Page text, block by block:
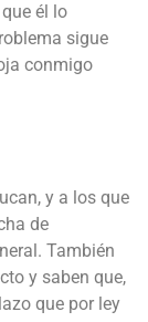
él lo
sigue
conmigo
y a los que
de
También
y saben que,
que por ley